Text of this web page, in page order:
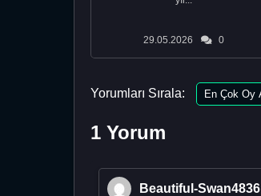
29.05.2026 0
Yorumları Sırala:
1 Yorum
Beautiful-Swan4836